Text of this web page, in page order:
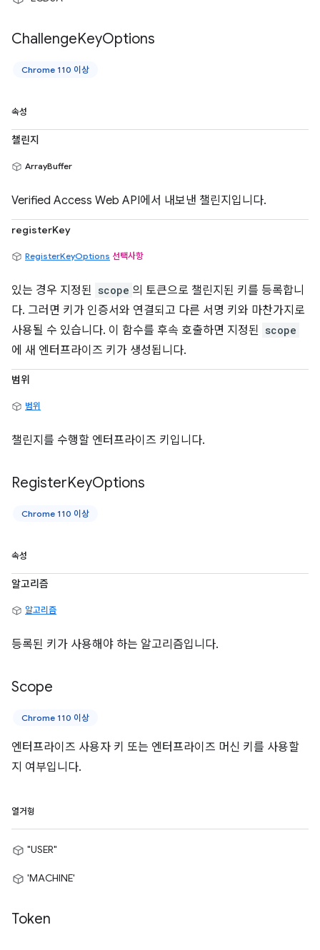
ChallengeKeyOptions
Chrome 110 이상
속성
챌린지
ArrayBuffer
Verified Access Web API에서 내보낸 챌린지입니다.
registerKey
RegisterKeyOptions 선택사항
있는 경우 지정된 scope 의 토큰으로 챌린지된 키를 등록합니
다. 그러면 키가 인증서와 연결되고 다른 서명 키와 마찬가지로
사용될 수 있습니다. 이 함수를 후속 호출하면 지정된 scope
에 새 엔터프라이즈 키가 생성됩니다.
범위
범위
챌린지를 수행할 엔터프라이즈 키입니다.
RegisterKeyOptions
Chrome 110 이상
속성
알고리즘
알고리즘
등록된 키가 사용해야 하는 알고리즘입니다.
Scope
Chrome 110 이상
엔터프라이즈 사용자 키 또는 엔터프라이즈 머신 키를 사용할
지 여부입니다.
열거형
"USER"
'MACHINE'
Token